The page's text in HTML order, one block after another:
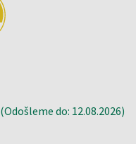
(Odošleme do: 12.08.2026)